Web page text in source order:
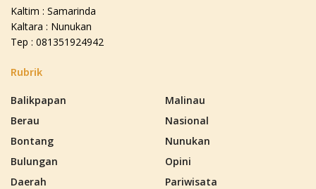
Kaltim : Samarinda
Kaltara : Nunukan
Tep : 081351924942
Rubrik
Balikpapan
Berau
Bontang
Bulungan
Daerah
Malinau
Nasional
Nunukan
Opini
Pariwisata